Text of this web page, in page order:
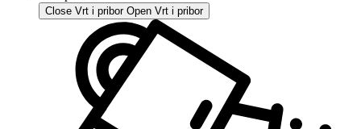
Close Vrt i pribor Open Vrt i pribor